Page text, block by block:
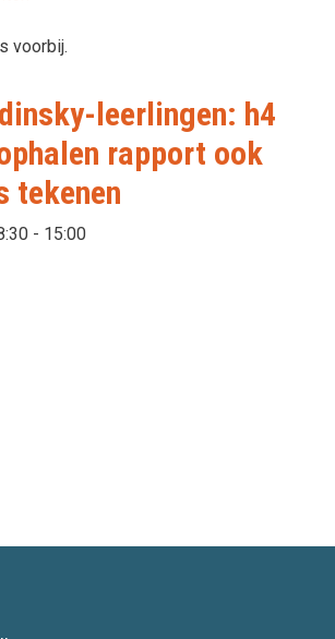
voorbij.
leerlingen: h4
rapport ook
tekenen
- 15:00